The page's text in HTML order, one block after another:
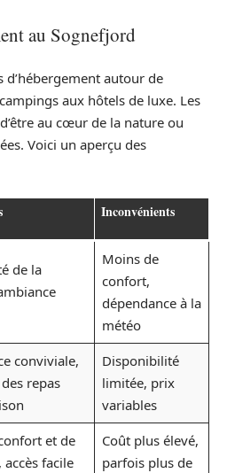
au Sognefjord
autour de
aux hôtels de luxe. Les
au cœur de la nature ou
Voici un aperçu des
Inconvénients
de la
Moins de
confort,
dépendance à la
météo
conviviale,
repas
Disponibilité
limitée, prix
variables
et de
accès facile
Coût plus élevé,
parfois plus de